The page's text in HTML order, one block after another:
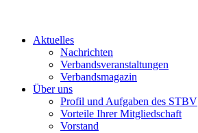
Aktuelles
Nachrichten
Verbandsveranstaltungen
Verbandsmagazin
Über uns
Profil und Aufgaben des STBV
Vorteile Ihrer Mitgliedschaft
Vorstand